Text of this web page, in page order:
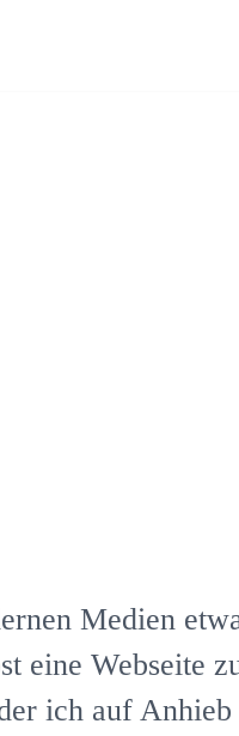
Medien
eine Webseite
ich auf